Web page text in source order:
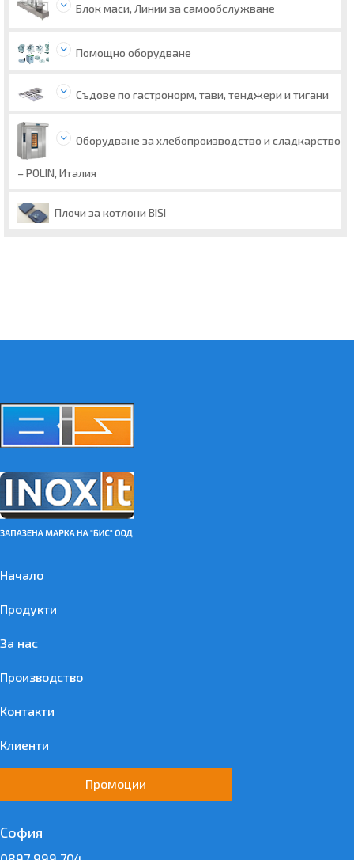
Блок маси, Линии за самообслужване
Помощно оборудване
Съдове по гастронорм, тави, тенджери и тигани
Оборудване за хлебопроизводство и сладкарство
– POLIN, Италия
Плочи за котлони BISI
Начало
Продукти
За нас
Производство
Контакти
Клиенти
Промоции
София